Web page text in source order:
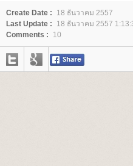
Create Date :
18 ธันวาคม 2557
Last Update :
18 ธันวาคม 2557
Comments :
10